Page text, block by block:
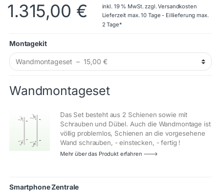
1.315,00 € inkl. 19 % MwSt. zzgl.Versandkosten
Lieferzeit max. 10 Tage - Eillieferung max.
2 Tage*
Montagekit
Wandmontageset
Das Set besteht aus 2 Schienen sowie mit
Schrauben und Dübel. Auch die Wandmontage ist
völlig problemlos, Schienen an die vorgesehene
Wand schrauben, - einstecken, - fertig !
Mehr über das Produkt erfahren 🡒
Smartphone Zentrale